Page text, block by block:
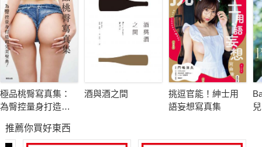
極品桃臀寫真集：
為臀控量身打造的
酒與酒之間
挑逗官能！紳士用
語妄想寫真集
推薦你買好東西